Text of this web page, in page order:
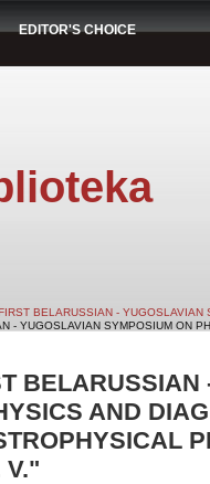
EDITOR'S CHOICE
BELARUSSIAN -
- YUGOSLAVIAN SYMPOSIUM ON
BELARUSSIAN
AND
V."